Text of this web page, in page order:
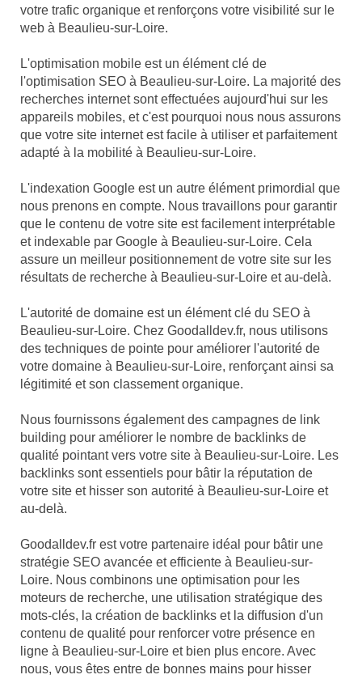
votre trafic organique et renforçons votre visibilité sur le
web à Beaulieu-sur-Loire.
L'optimisation mobile est un élément clé de
l'optimisation SEO à Beaulieu-sur-Loire. La majorité des
recherches internet sont effectuées aujourd'hui sur les
appareils mobiles, et c'est pourquoi nous nous assurons
que votre site internet est facile à utiliser et parfaitement
adapté à la mobilité à Beaulieu-sur-Loire.
L'indexation Google est un autre élément primordial que
nous prenons en compte. Nous travaillons pour garantir
que le contenu de votre site est facilement interprétable
et indexable par Google à Beaulieu-sur-Loire. Cela
assure un meilleur positionnement de votre site sur les
résultats de recherche à Beaulieu-sur-Loire et au-delà.
L'autorité de domaine est un élément clé du SEO à
Beaulieu-sur-Loire. Chez Goodalldev.fr, nous utilisons
des techniques de pointe pour améliorer l'autorité de
votre domaine à Beaulieu-sur-Loire, renforçant ainsi sa
légitimité et son classement organique.
Nous fournissons également des campagnes de link
building pour améliorer le nombre de backlinks de
qualité pointant vers votre site à Beaulieu-sur-Loire. Les
backlinks sont essentiels pour bâtir la réputation de
votre site et hisser son autorité à Beaulieu-sur-Loire et
au-delà.
Goodalldev.fr est votre partenaire idéal pour bâtir une
stratégie SEO avancée et efficiente à Beaulieu-sur-
Loire. Nous combinons une optimisation pour les
moteurs de recherche, une utilisation stratégique des
mots-clés, la création de backlinks et la diffusion d'un
contenu de qualité pour renforcer votre présence en
ligne à Beaulieu-sur-Loire et bien plus encore. Avec
nous, vous êtes entre de bonnes mains pour hisser